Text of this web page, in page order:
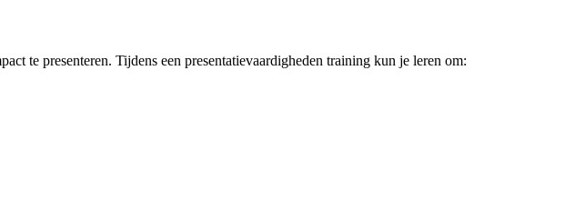
te presenteren. Tijdens een presentatievaardigheden training kun je leren om: